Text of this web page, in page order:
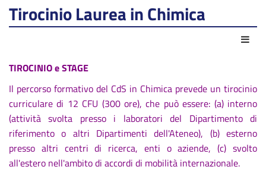
Tirocinio Laurea in Chimica
TIROCINIO e STAGE
Il percorso formativo del CdS in Chimica prevede un tirocinio
curriculare di 12 CFU (300 ore), che può essere: (a) interno
(attività svolta presso i laboratori del Dipartimento di
riferimento o altri Dipartimenti dell'Ateneo), (b) esterno
presso altri centri di ricerca, enti o aziende, (c) svolto
all'estero nell'ambito di accordi di mobilità internazionale.